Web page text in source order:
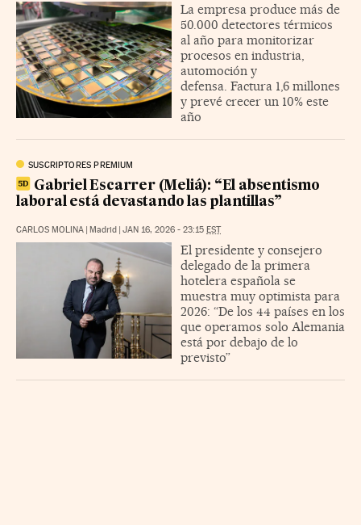
La empresa produce más de
50.000 detectores térmicos
al año para monitorizar
procesos en industria,
automoción y
defensa. Factura 1,6 millones
y prevé crecer un 10% este
año
SUSCRIPTORES PREMIUM
Gabriel Escarrer (Meliá): “El absentismo
laboral está devastando las plantillas”
CARLOS MOLINA | Madrid | JAN 16, 2026 - 23:15 EST
El presidente y consejero
delegado de la primera
hotelera española se
muestra muy optimista para
2026: “De los 44 países en los
que operamos solo Alemania
está por debajo de lo
previsto”